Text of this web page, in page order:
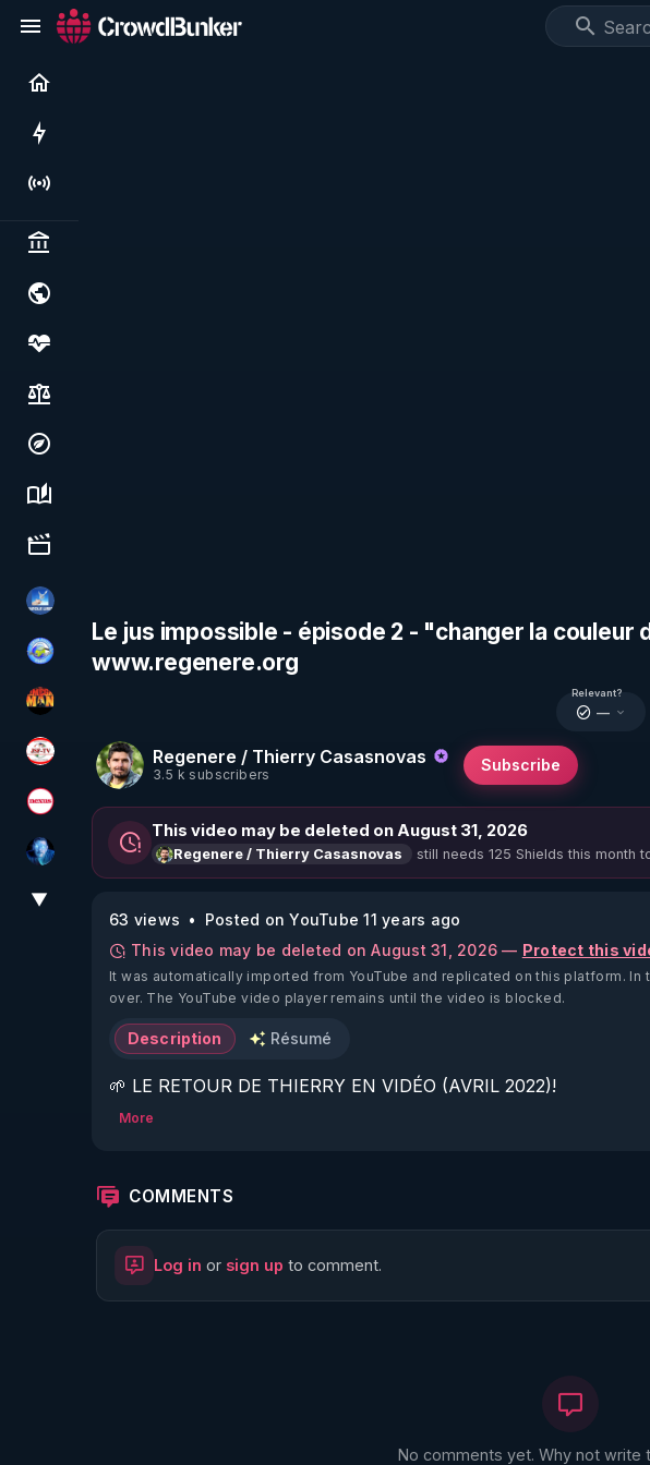
Live
Politics & institutions
Society, justice & freedoms
Economy, environment & technology
Science, history & spirituality
Culture, media & entertainment
PAROLE LIBRE
Tonton Posture Débrief
OHM ÉGA MAN
JSF - TV
Magazine Nexus
AH2020
▼
Le jus impossible - épisode 2 - "changer la couleur
www.regenere.org
Regenere / Thierry Casasnovas
3.5 k subscribers
Subscribe
Relevant?
—
This video may be deleted on August 31, 2026
Regenere / Thierry Casasnovas still needs 125 Shields this month
63 views
Posted on YouTube 11 years ago
This video may be deleted on August 31, 2026 — Protect this
It was automatically imported from YouTube and replicated on this platform. In
over. The YouTube video player remains until the video is blocked.
Description Résumé
🌱 LE RETOUR DE THIERRY EN VIDÉO (AVRIL 2022)!
🌱 LE MAGAZINE RÉGÉNÈRE
http://rgnr.li/ymag
More
COMMENTS
Log in or sign up to comment.
No comments yet. Why not write